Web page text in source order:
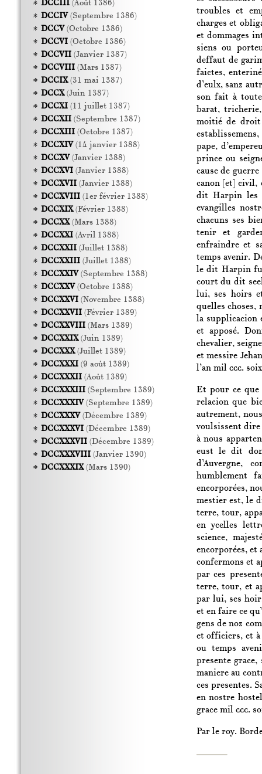
troubles et
charges et
et dommages
siens ou
deffaut de
faictes,
d’eulx, sanz
son fait à
barat,
moitié de
pape,
prince ou
cause de
canon [et] civil,
dit Harpin les
evangilles
chacuns ses
tenir et
enfraindre et
temps avenir.
le dit Harpin fu
court du dit
lui, ses hoirs
quelles
la supplicacion
et apposé.
chevalier,
et messire
l’an mil ccc.
Et pour ce que
relacion que
autrement,
voulsissent
à nous
eust le dit
d’Auvergne,
humblement
encorporées,
mestier est, le
terre, tour,
en ycelles
science,
encorporées,
confermons et
par ces
terre, tour, et
par lui, ses
et en faire ce
gens de noz
et officiers, et à
ou temps
presente
maniere au
ces presentes.
en nostre
grace mil ccc.
Par le roy.
DCCIII(Août 1386)
DCCIV(Septembre 1386)
DCCV(Octobre 1386)
DCCVI(Octobre 1386)
DCCVII(Janvier 1387)
DCCVIII(Mars 1387)
DCCIX(31 mai 1387)
DCCX(Juin 1387)
DCCXI(11 juillet 1387)
DCCXII(Septembre 1387)
DCCXIII(Octobre 1387)
DCCXIV(14 janvier 1388)
DCCXV(Janvier 1388)
DCCXVI(Janvier 1388)
DCCXVII(Janvier 1388)
DCCXVIII(1er février 1388)
DCCXIX(Février 1388)
DCCXX(Mars 1388)
DCCXXI(Avril 1388)
DCCXXII(Juillet 1388)
DCCXXIII(Juillet 1388)
DCCXXIV(Septembre 1388)
DCCXXV(Octobre 1388)
DCCXXVI(Novembre 1388)
DCCXXVII(Février 1389)
DCCXXVIII(Mars 1389)
DCCXXIX(Juin 1389)
DCCXXX(Juillet 1389)
DCCXXXI(9 août 1389)
DCCXXXII(Août 1389)
DCCXXXIII(Septembre 1389)
DCCXXXIV(Septembre 1389)
DCCXXXV(Décembre 1389)
DCCXXXVI(Décembre 1389)
DCCXXXVII(Décembre 1389)
DCCXXXVIII(Janvier 1390)
DCCXXXIX(Mars 1390)